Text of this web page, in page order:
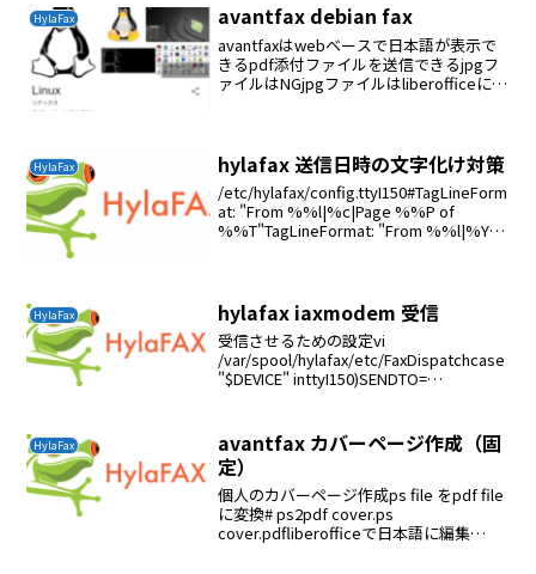
HylaFax avantfax debian fax
avantfaxはwebベースで日本語が表示で
きるpdf添付ファイルを送信できるjpgフ
ァイルはNGjpgファイルはliberofficeに取
HylaFax hylafax 送信日時の文字化け対策
/etc/hylafax/config.ttyI150#TagLineForm
at: "From %%l|%c|Page %%P of
%%T"TagLineFormat: "From %%l|%Y-
HylaFax hylafax iaxmodem 受信
受信させるための設定vi
/var/spool/hylafax/etc/FaxDispatchcase
"$DEVICE" inttyI150)SENDTO=
HylaFax
avantfax カバーページ作成（固
定）
個人のカバーページ作成ps file をpdf file
に変換# ps2pdf cover.ps
cover.pdfliberofficeで日本語に編集